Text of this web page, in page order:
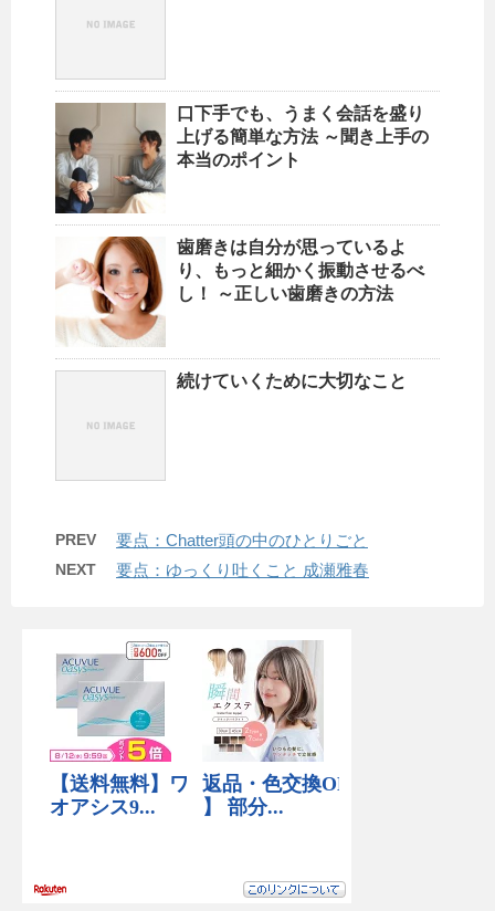
口下手でも、うまく会話を盛り
上げる簡単な方法 ～聞き上手の
本当のポイント
歯磨きは自分が思っているよ
り、もっと細かく振動させるべ
し！ ～正しい歯磨きの方法
続けていくために大切なこと
PREV 要点：Chatter頭の中のひとりごと
NEXT 要点：ゆっくり吐くこと 成瀬雅春